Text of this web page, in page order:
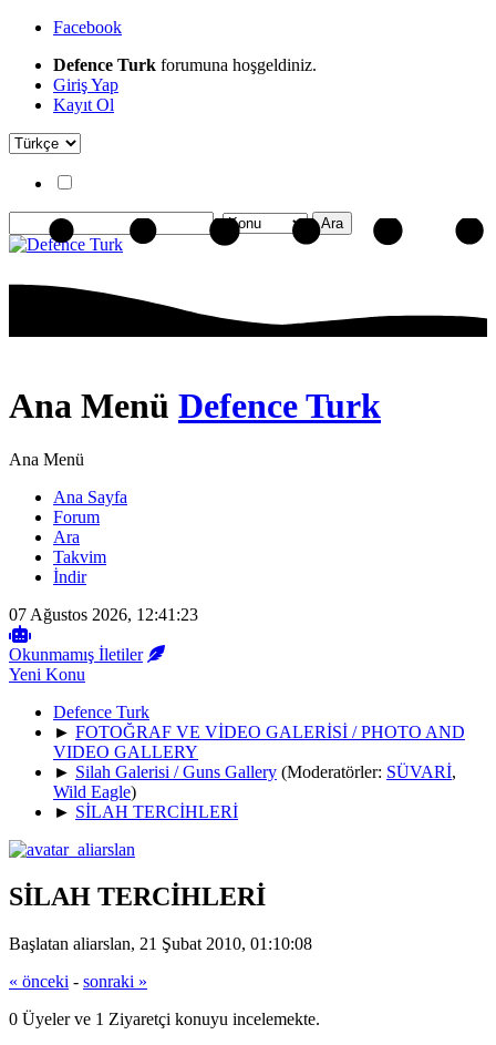
Facebook
Defence Turk forumuna hoşgeldiniz.
Giriş Yap
Kayıt Ol
Ana Menü Defence Turk
Ana Menü
Ana Sayfa
Forum
Ara
Takvim
İndir
07 Ağustos 2026, 12:41:23
Okunmamış İletiler
Yeni Konu
Defence Turk
► FOTOĞRAF VE VİDEO GALERİSİ / PHOTO AND
VIDEO GALLERY
► Silah Galerisi / Guns Gallery (Moderatörler: SÜVARİ,
Wild Eagle)
► SİLAH TERCİHLERİ
SİLAH TERCİHLERİ
Başlatan aliarslan, 21 Şubat 2010, 01:10:08
« önceki - sonraki »
0 Üyeler ve 1 Ziyaretçi konuyu incelemekte.